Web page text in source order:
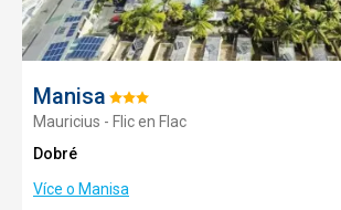
Manisa Hodnocení:
3/5
Mauricius - Flic en Flac
Dobré
Více o Manisa